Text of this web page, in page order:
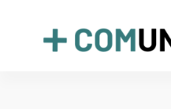
+COMUNIDAD